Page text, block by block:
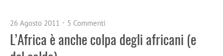
26 Agosto 2011 5 Commenti
L’Africa è anche colpa degli africani (e